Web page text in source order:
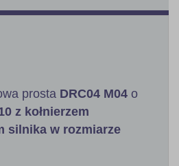
prosta DRC04 M04 o
z kołnierzem
silnika w rozmiarze